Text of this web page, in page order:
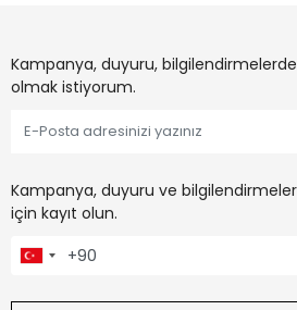
Kampanya, duyuru,
olmak istiyorum.
Kampanya, duyuru ve
için kayıt olun.